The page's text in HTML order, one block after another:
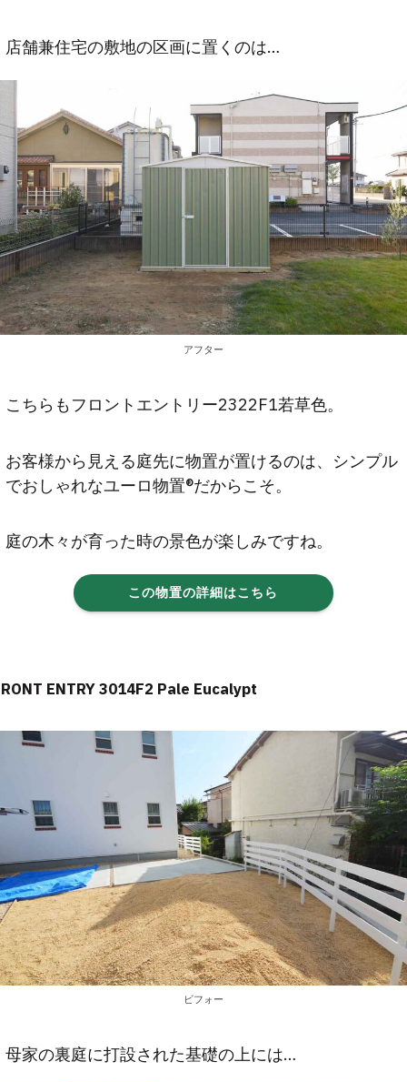
店舗兼住宅の敷地の区画に置くのは…
アフター
こちらもフロントエントリー2322F1若草色。
お客様から見える庭先に物置が置けるのは、シンプル
でおしゃれなユーロ物置®だからこそ。
庭の木々が育った時の景色が楽しみですね。
この物置の詳細はこちら
ENTRY 3014F2 Pale Eucalypt
ビフォー
母家の裏庭に打設された基礎の上には…